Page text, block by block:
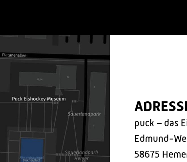
puck – das
Edmund-
58675